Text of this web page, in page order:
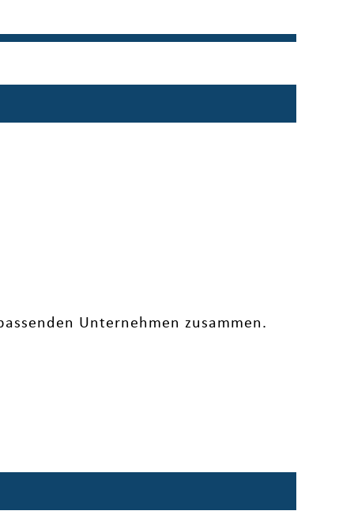
Unternehmen zusammen.